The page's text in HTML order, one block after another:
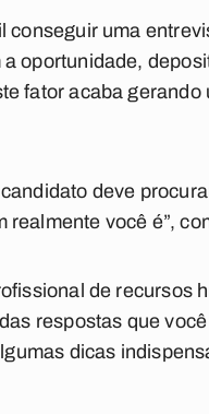
conseguir uma
oportunidade,
fator acaba
deve
você é”,
de recursos
respostas que
dicas